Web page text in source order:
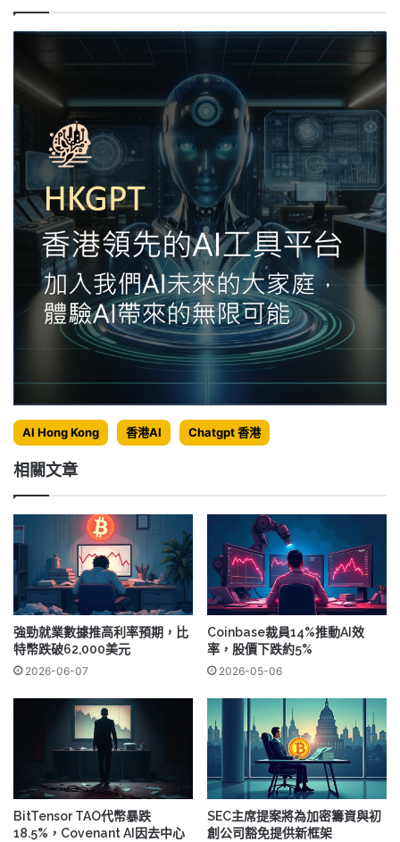
AI Hong Kong 香港AI Chatgpt 香港
相關文章
強勁就業數據推高利率預期，比
特幣跌破62,000美元
2026-06-07
Coinbase裁員14%推動AI效
率，股價下跌約5%
2026-05-06
BitTensor TAO代幣暴跌
18.5%，Covenant AI因去中心
SEC主席提案將為加密籌資與初
創公司豁免提供新框架